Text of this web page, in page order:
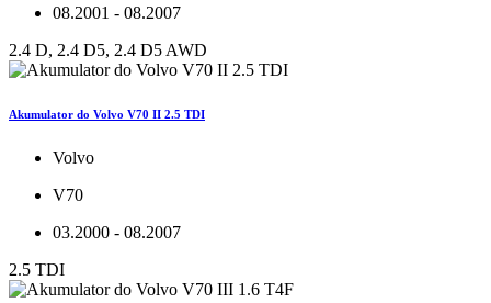
08.2001 - 08.2007
2.4 D, 2.4 D5, 2.4 D5 AWD
Akumulator do Volvo V70 II 2.5 TDI
Volvo
V70
03.2000 - 08.2007
2.5 TDI